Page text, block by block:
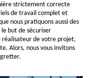
strictement correcte
de travail complet et
nous pratiquons aussi des
le but de sécuriser
réalisateur de votre projet,
Alors, nous vous invitons